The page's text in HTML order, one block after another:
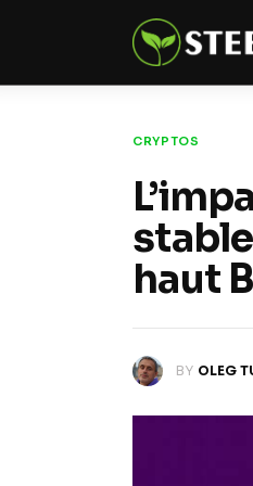
Markets
CRYPTOS
haut
BY OLEG